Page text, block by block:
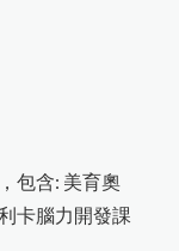
包含: 美育奧
卡腦力開發課